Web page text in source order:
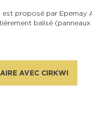
est proposé par Epernay
balisé
AVEC CIRKWI